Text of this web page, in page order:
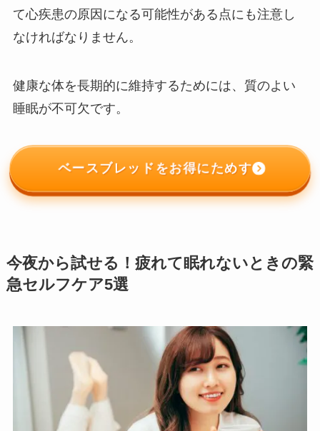
て心疾患の原因になる可能性がある点にも注意し
なければなりません。
健康な体を長期的に維持するためには、質のよい
睡眠が不可欠です。
ベースブレッドをお得にためす
今夜から試せる！疲れて眠れないときの緊
急セルフケア5選